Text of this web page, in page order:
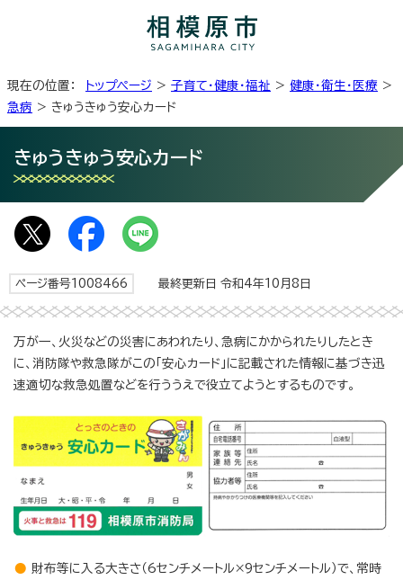
現在の位置： トップページ > 子育て・健康・福祉 > 健康・衛生・医療 >
急病 > きゅうきゅう安心カード
きゅうきゅう安心カード
ページ番号1008466 最終更新日 令和4年10月8日
万が一、火災などの災害にあわれたり、急病にかかられたりしたとき
に、消防隊や救急隊がこの「安心カード」に記載された情報に基づき迅
速適切な救急処置などを行ううえで役立てようとするものです。
財布等に入る大きさ（6センチメートル×9センチメートル）で、常時